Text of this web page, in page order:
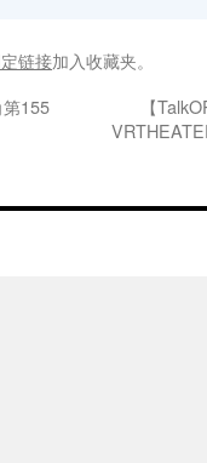
链接加入收藏夹。
第155
【